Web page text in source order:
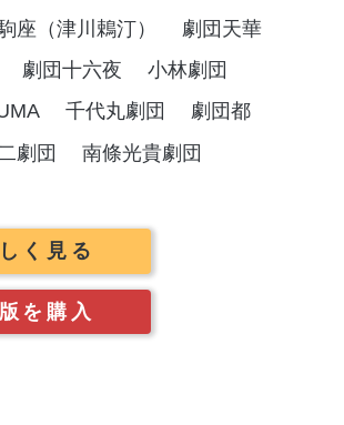
座（津川鵣汀）
劇団天華
劇団十六夜
小林劇団
千代丸劇団
劇団都
劇団
南條光貴劇団
く見る
を購入